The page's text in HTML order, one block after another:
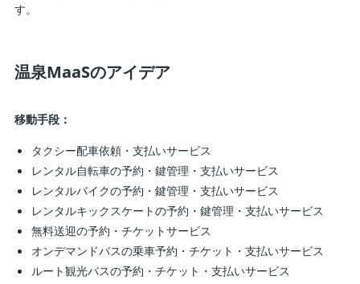
す。
温泉MaaSのアイデア
移動手段：
タクシー配車依頼・支払いサービス
レンタル自転車の予約・鍵管理・支払いサービス
レンタルバイクの予約・鍵管理・支払いサービス
レンタルキックスケートの予約・鍵管理・支払いサービス
無料送迎の予約・チケットサービス
オンデマンドバスの乗車予約・チケット・支払いサービス
ルート観光バスの予約・チケット・支払いサービス